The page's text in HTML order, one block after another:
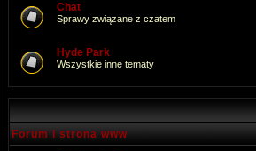
Chat
Sprawy związane z czatem
Hyde Park
Wszystkie inne tematy
Forum i strona www